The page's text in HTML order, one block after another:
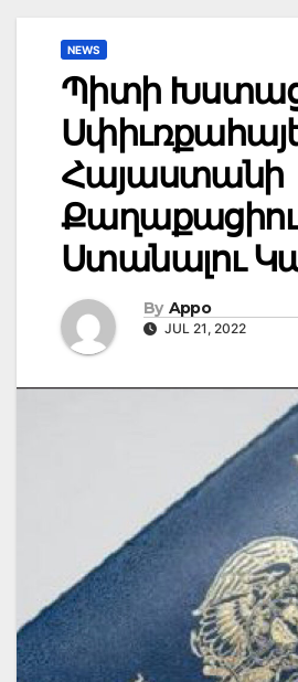
NEWS
Պիտի
Հայաստանի
Ստանալու
By Appo
JUL 21, 2022